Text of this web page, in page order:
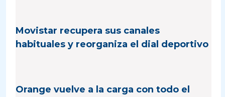
Movistar recupera sus canales
habituales y reorganiza el dial deportivo
Orange vuelve a la carga con todo el